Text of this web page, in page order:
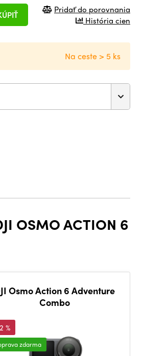
Pridať do porovnania
História cien
Na ceste > 5 ks
OSMO ACTION 6
Osmo Action 6 Adventure
Combo
%
zdarma